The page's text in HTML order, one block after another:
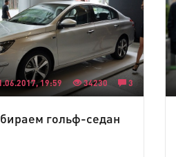
19:59 34230 3
гольф-седан